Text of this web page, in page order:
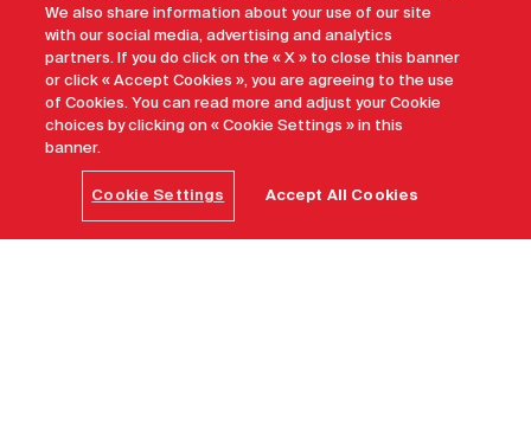
We also share information about your use of our site
with our social media, advertising and analytics
partners. If you do click on the « X » to close this banner
or click « Accept Cookies », you are agreeing to the use
of Cookies. You can read more and adjust your Cookie
choices by clicking on « Cookie Settings » in this
banner.
Cookie Settings Accept All Cookies